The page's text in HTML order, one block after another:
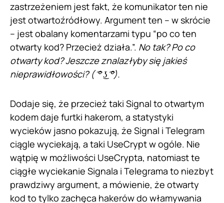
zastrzeżeniem jest fakt, że komunikator ten nie
jest otwartoźródłowy. Argument ten – w skrócie
– jest obalany komentarzami typu “po co ten
otwarty kod? Przecież działa.”. No tak? Po co
otwarty kod? Jeszcze znalazłyby się jakieś
nieprawidłowości? ( ͡° ͜ʖ ͡°).
Dodaje się, że przecież taki Signal to otwartym
kodem daje furtki hakerom, a statystyki
wycieków jasno pokazują, że Signal i Telegram
ciągle wyciekają, a taki UseCrypt w ogóle. Nie
wątpię w możliwości UseCrypta, natomiast te
ciągłe wyciekanie Signala i Telegrama to niezbyt
prawdziwy argument, a mówienie, że otwarty
kod to tylko zachęca hakerów do włamywania